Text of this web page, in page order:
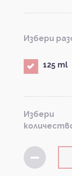
Избери
125 ml
Избери